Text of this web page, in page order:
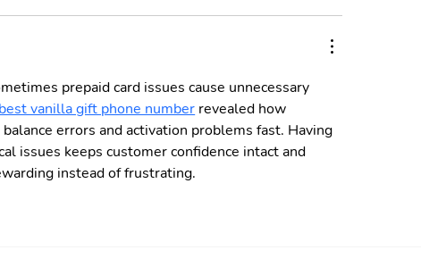
prepaid card issues cause unnecessary
vanilla gift phone number revealed how
errors and activation problems fast. Having
issues keeps customer confidence intact and
instead of frustrating.